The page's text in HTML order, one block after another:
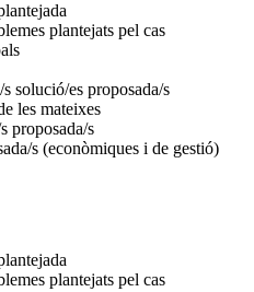
plantejats pel cas
solució/es proposada/s
les mateixes
proposada/s
s (econòmiques i de gestió)
plantejats pel cas